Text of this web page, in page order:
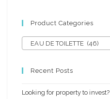
Product Categories
EAU DE TOILETTE (46)
Recent Posts
Looking for property to invest?